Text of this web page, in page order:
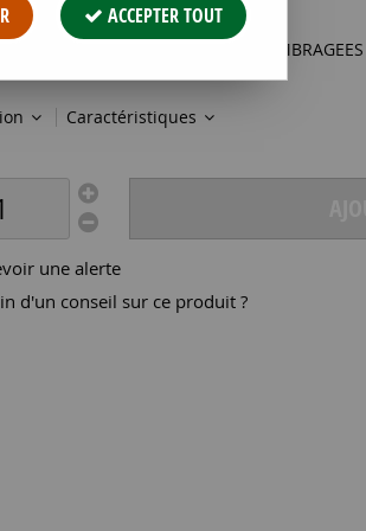
de fleurs pour mes ZONES
cr&
Caractéristiques
une alerte
d'un conseil sur ce produit ?
ACCEPTER TOUT